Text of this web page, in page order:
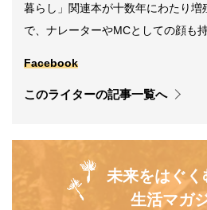
暮らし」関連本が十数年にわたり増
で、ナレーターやMCとしての顔も
Facebook
このライターの記事一覧へ
未来をはぐく
生活マガ